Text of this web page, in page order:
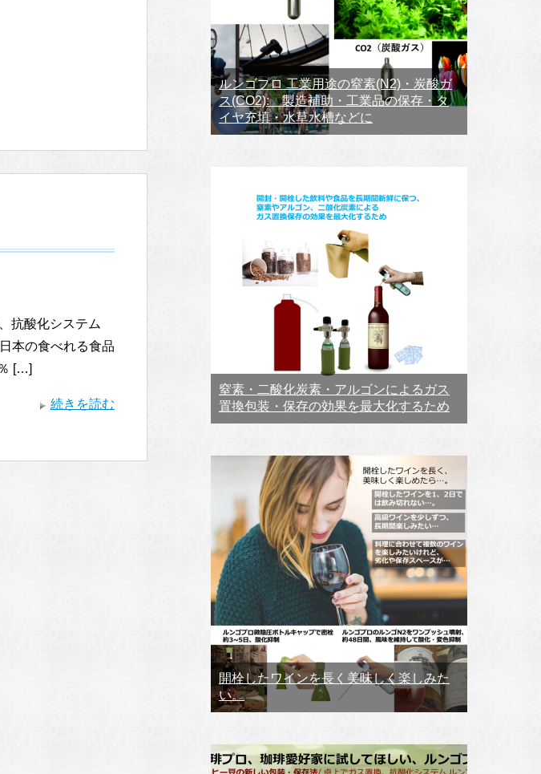
抗酸化システム
本の食べれる食品
[…]
続きを読む
ルンゴプロ 工業用途の窒素(N2)・炭酸ガ
ス(CO2): 製造補助・工業品の保存・タ
イヤ充填・水草水槽などに
窒素・二酸化炭素・アルゴンによるガス
置換包装・保存の効果を最大化するため
開栓したワインを長く美味しく楽しみた
い。